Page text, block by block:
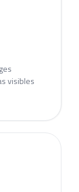
visibles